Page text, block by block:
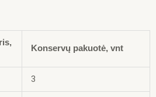
Konservų pakuotė, vnt
3